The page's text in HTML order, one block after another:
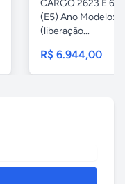
CARGO 2623 E
(E5) Ano Modelo:
(liberação...
R$ 6.944,00